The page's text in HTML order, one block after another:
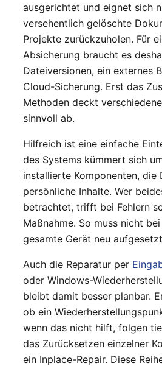
ausgerichtet und eignet sich
versehentlich gelöschte
Projekte zurückzuholen. Für
Absicherung braucht es
Dateiversionen, ein externes
Cloud-Sicherung. Erst das
Methoden deckt
sinnvoll ab.
Hilfreich ist eine einfache
des Systems kümmert sich
installierte Komponenten, die
persönliche Inhalte. Wer
betrachtet, trifft bei Fehlern
Maßnahme. So muss nicht
gesamte Gerät neu
Auch die Reparatur per
oder Windows-
bleibt damit besser planbar.
ob ein
wenn das nicht hilft, folgen
das Zurücksetzen einzelner
ein Inplace-Repair. Diese